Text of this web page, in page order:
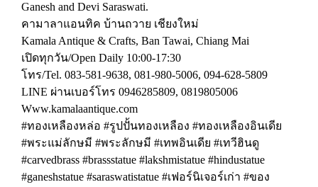
Ganesh and Devi Saraswati.
คามาลาแอนทิค บ้านถวาย เชียงใหม่
Kamala Antique & Crafts, Ban Tawai, Chiang Mai
เปิดทุกวัน/Open Daily 10:00-17:30
โทร/Tel. 083-581-9638, 081-980-5006, 094-628-5809
LINE ผ่านเบอร์โทร 0946285809, 0819805006
Www.kamalaantique.com
#ทองเหลืองหล่อ #รูปปั้นทองเหลือง #ทองเหลืองอินเดีย
#พระแม่ลักษมี #พระลักษมี #เทพอินเดีย #เทวีฮินดู
#carvedbrass #brassstatue #lakshmistatue #hindustatue
#ganeshstatue #saraswatistatue #เฟอร์นิเจอร์เก่า #ของ